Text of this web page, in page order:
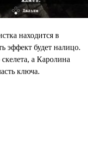
находится в
эффект будет налицо.
скелета, а Каролина
ключа.